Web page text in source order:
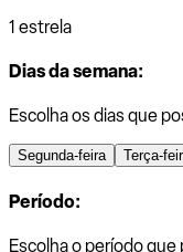
1 estrela
Dias da semana:
Escolha os dias que
Segunda-feira Terça-
Período:
Escolha o período